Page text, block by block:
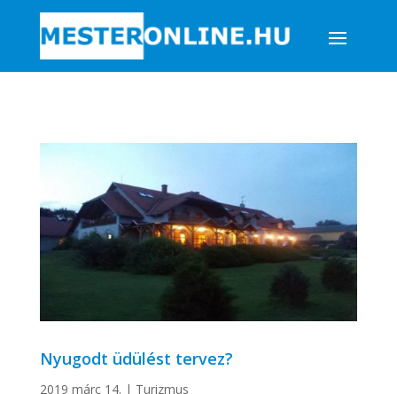
Nyugodt üdülést tervez?
2019 márc 14. | Turizmus